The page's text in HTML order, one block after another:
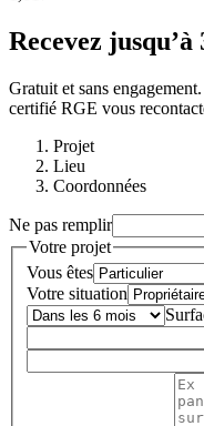
Recevez
Gratuit et sans
certifié RGE vous
Projet
Lieu
Coordonnées
Ne pas remplir
Votre projet
Vous êtes
Votre situation